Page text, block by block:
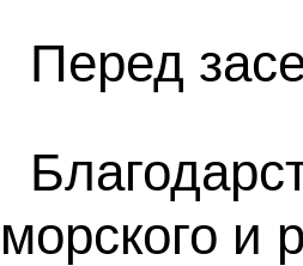
Перед
морского и